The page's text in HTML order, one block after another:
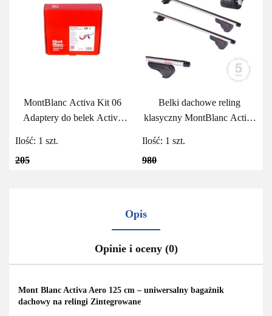
MontBlanc Activa Kit 06
Adaptery do belek Activa
205
Ilość: 1 szt.
Belki dachowe reling
klasyczny MontBlanc Activa
980
Ilość: 1 szt.
Opis
Opinie i oceny (0)
Mont Blanc Activa Aero 125 cm – uniwersalny bagażnik
dachowy na relingi Zintegrowane